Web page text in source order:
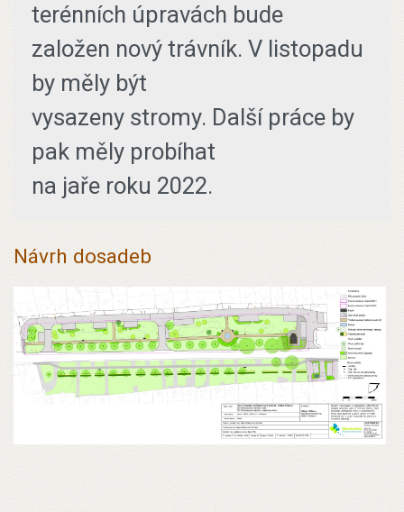
terénních úpravách bude
založen nový trávník. V listopadu
by měly být
vysazeny stromy. Další práce by
pak měly probíhat
na jaře roku 2022.
Návrh dosadeb